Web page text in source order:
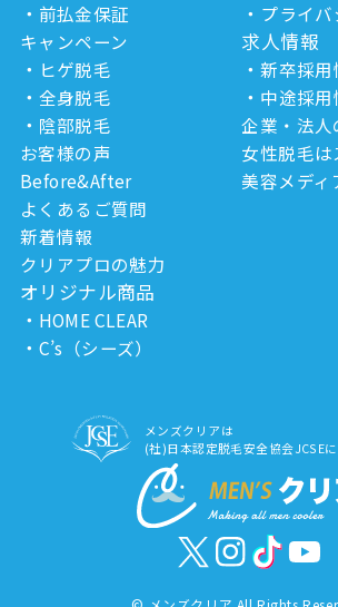
前払金保証
キャンペーン
ヒゲ脱毛
全身脱毛
陰部脱毛
お客様の声
Before&After
よくあるご質問
新着情報
クリアプロの魅力
オリジナル商品
HOME CLEAR
C’s（シーズ）
プライ
求人情報
新卒採用
中途採用
企業・法人
女性脱毛は
美容メディ
メンズクリアは
(社)日本認定脱毛安全協会JCSE